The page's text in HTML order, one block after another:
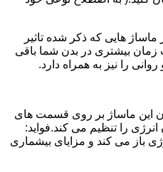
ماساژ هایی که ذکر شده تاثیر
زمان بیشتری در بدن شما باقی
را نیز به همراه دارد.
این ماساژ بر روی قسمت های
را تنظیم می کند.فواید:
باز می کند و مزایای بیشماری